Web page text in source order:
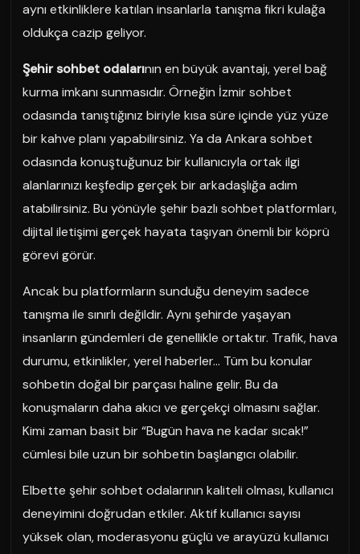
aynı etkinliklere katılan insanlarla tanışma fikri kulağa
oldukça cazip geliyor.
Şehir sohbet odalarının en büyük avantajı, yerel bağ
kurma imkanı sunmasıdır. Örneğin İzmir sohbet
odasında tanıştığınız biriyle kısa süre içinde yüz yüze
bir kahve planı yapabilirsiniz. Ya da Ankara sohbet
odasında konuştuğunuz bir kullanıcıyla ortak ilgi
alanlarınızı keşfedip gerçek bir arkadaşlığa adım
atabilirsiniz. Bu yönüyle şehir bazlı sohbet platformları,
dijital iletişimi gerçek hayata taşıyan önemli bir köprü
görevi görür.
Ancak bu platformların sunduğu deneyim sadece
tanışma ile sınırlı değildir. Aynı şehirde yaşayan
insanların gündemleri de genellikle ortaktır. Trafik, hava
durumu, etkinlikler, yerel haberler… Tüm bu konular
sohbetin doğal bir parçası haline gelir. Bu da
konuşmaların daha akıcı ve gerçekçi olmasını sağlar.
Kimi zaman basit bir “Bugün hava ne kadar sıcak!”
cümlesi bile uzun bir sohbetin başlangıcı olabilir.
Elbette şehir sohbet odalarının kaliteli olması, kullanıcı
deneyimini doğrudan etkiler. Aktif kullanıcı sayısı
yüksek olan, moderasyonu güçlü ve arayüzü kullanıcı